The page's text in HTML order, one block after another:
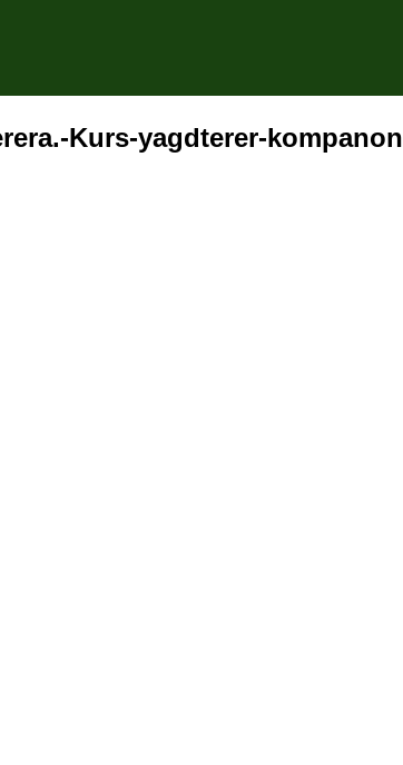
Kurs-yagdterer-kompanon